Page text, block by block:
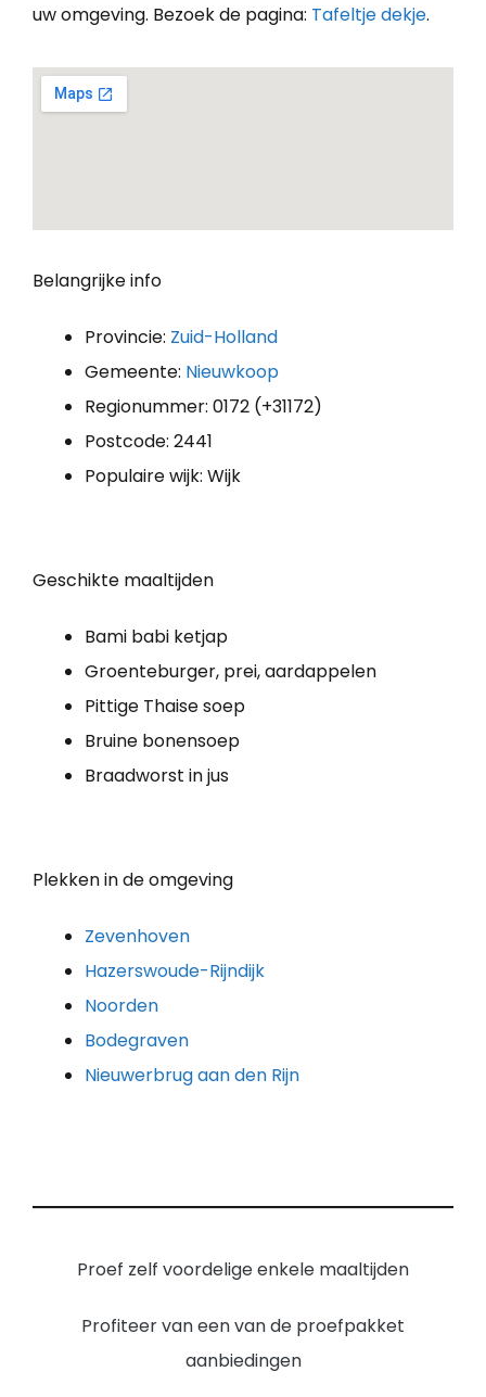
uw omgeving. Bezoek de pagina: Tafeltje dekje.
Belangrijke info
Provincie: Zuid-Holland
Gemeente: Nieuwkoop
Regionummer: 0172 (+31172)
Postcode: 2441
Populaire wijk: Wijk
Geschikte maaltijden
Bami babi ketjap
Groenteburger, prei, aardappelen
Pittige Thaise soep
Bruine bonensoep
Braadworst in jus
Plekken in de omgeving
Zevenhoven
Hazerswoude-Rijndijk
Noorden
Bodegraven
Nieuwerbrug aan den Rijn
Proef zelf voordelige enkele maaltijden
Profiteer van een van de proefpakket
aanbiedingen